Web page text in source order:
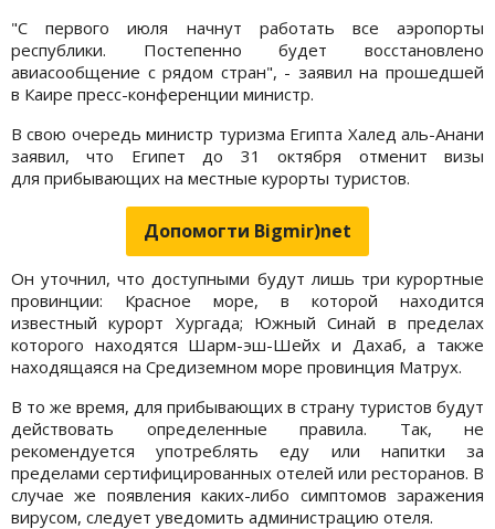
"С первого июля начнут работать все аэропорты
республики. Постепенно будет восстановлено
авиасообщение с рядом стран", - заявил на прошедшей
в Каире пресс-конференции министр.
В свою очередь министр туризма Египта Халед аль-Анани
заявил, что Египет до 31 октября отменит визы
для прибывающих на местные курорты туристов.
Допомогти Bigmir)net
Он уточнил, что доступными будут лишь три курортные
провинции: Красное море, в которой находится
известный курорт Хургада; Южный Синай в пределах
которого находятся Шарм-эш-Шейх и Дахаб, а также
находящаяся на Средиземном море провинция Матрух.
В то же время, для прибывающих в страну туристов будут
действовать определенные правила. Так, не
рекомендуется употреблять еду или напитки за
пределами сертифицированных отелей или ресторанов. В
случае же появления каких-либо симптомов заражения
вирусом, следует уведомить администрацию отеля.